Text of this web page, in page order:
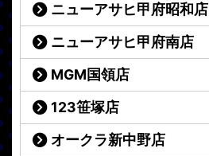
ニューアサヒ甲府昭和店
ニューアサヒ甲府南店
MGM国領店
123笹塚店
オークラ新中野店